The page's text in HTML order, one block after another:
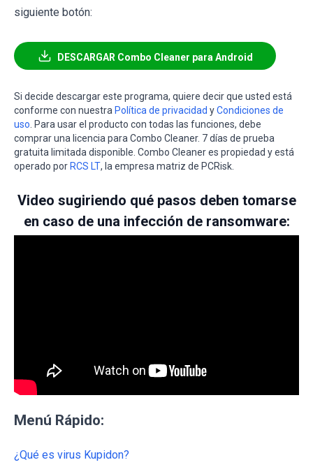
siguiente botón:
DESCARGAR Combo Cleaner para Android
Si decide descargar este programa, quiere decir que usted está
conforme con nuestra Política de privacidad yCondiciones de
uso . Para usar el producto con todas las funciones, debe
comprar una licencia para Combo Cleaner. 7 días de prueba
gratuita limitada disponible. Combo Cleaner es propiedad y está
operado por RCS LT, la empresa matriz de PCRisk.
Video sugiriendo qué pasos deben tomarse
en caso de una infección de ransomware:
Menú Rápido:
¿Qué es virus Kupidon?